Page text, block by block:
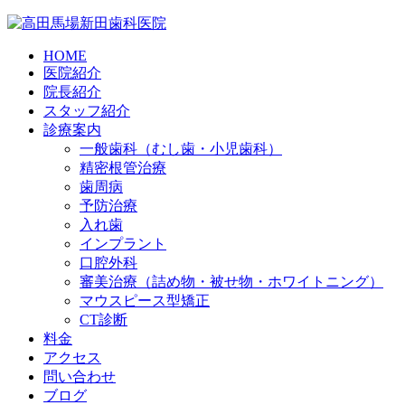
HOME
医院紹介
院長紹介
スタッフ紹介
診療案内
一般歯科（むし歯・小児歯科）
精密根管治療
歯周病
予防治療
入れ歯
インプラント
口腔外科
審美治療（詰め物・被せ物・ホワイトニング）
マウスピース型矯正
CT診断
料金
アクセス
問い合わせ
ブログ